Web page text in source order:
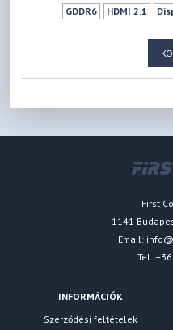
GDDR6
HDMI 2.1
First
1141
Email:
Tel:
INFORMÁCIÓK
Szerződési feltételek